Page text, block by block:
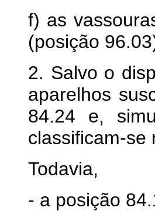
f) as
(posição
2. Salvo o
aparelhos
84.24 e,
classificam-se
Todavia,
- a posição